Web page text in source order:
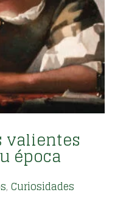
valientes
época
, Curiosidades